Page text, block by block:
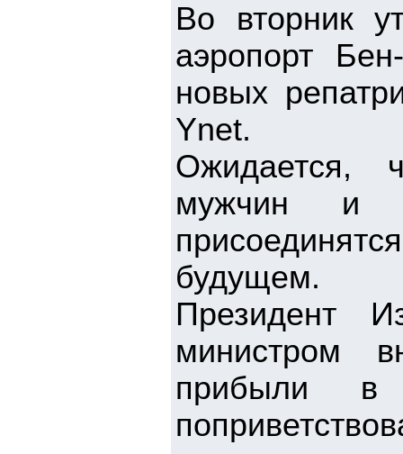
Во вторник
аэропорт
новых
Ynet.
Ожидается,
мужчин и
будущем.
Президент
министром
прибыли в